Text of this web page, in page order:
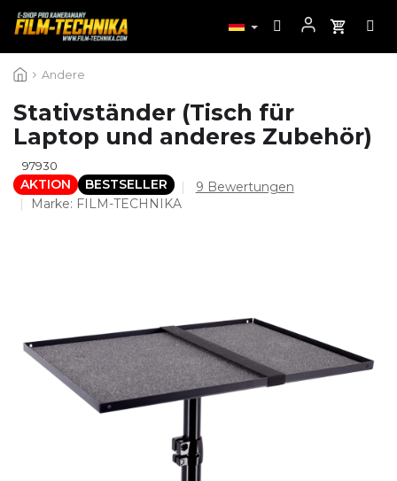
Inhalt Andere
Stativständer (Tisch für
Laptop und anderes Zubehör)
97930
AKTION BESTSELLER
Die
9 Bewertungen
Marke: FILM-TECHNIKA